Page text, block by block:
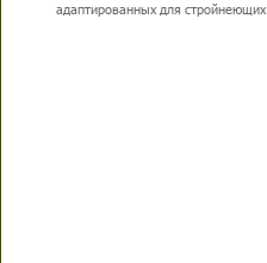
адаптированных для стройнеющих